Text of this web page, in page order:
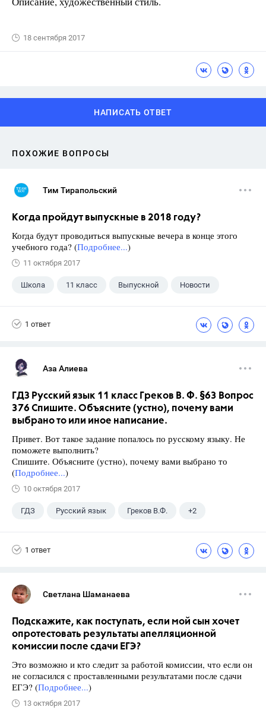
18 сентября 2017
НАПИСАТЬ ОТВЕТ
ПОХОЖИЕ ВОПРОСЫ
Тим Тирапольский
Когда пройдут выпускные в 2018 году?
Когда будут проводиться выпускные вечера в конце этого
учебного года? (Подробнее...)
11 октября 2017
Школа 11 класс Выпускной Новости
1 ответ
Аза Алиева
ГДЗ Русский язык 11 класс Греков В. Ф. §63 Вопрос
376 Спишите. Объясните (устно), почему вами
выбрано то или иное написание.
Привет. Вот такое задание попалось по русскому языку. Не
поможете выполнить?
Спишите. Объясните (устно), почему вами выбрано то
(Подробнее...)
10 октября 2017
ГДЗ Русский язык Греков В.Ф. +2
1 ответ
Светлана Шаманаева
Подскажите, как поступать, если мой сын хочет
опротестовать результаты апелляционной
комиссии после сдачи ЕГЭ?
Это возможно и кто следит за работой комиссии, что если он
не согласился с проставленными результатами после сдачи
ЕГЭ? (Подробнее...)
13 октября 2017